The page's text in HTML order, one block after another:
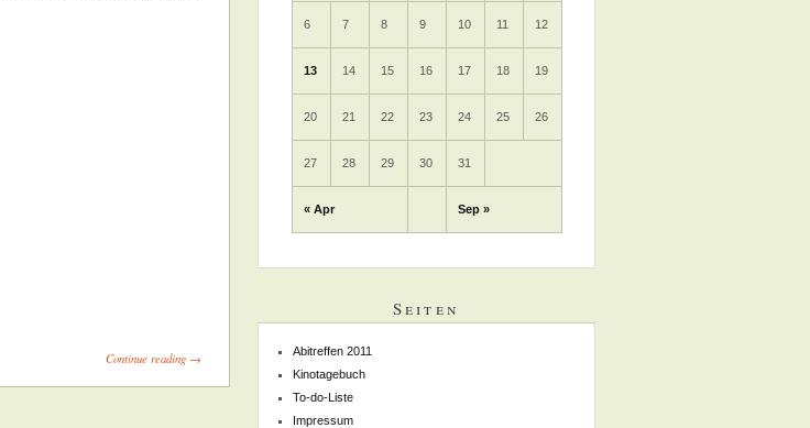
Continue reading →
« Apr Sep »
6 7 8 9 10 11 12
13 14 15 16 17 18 19
20 21 22 23 24 25 26
27 28 29 30 31
Seiten
Abitreffen 2011
Kinotagebuch
To-do-Liste
Impressum